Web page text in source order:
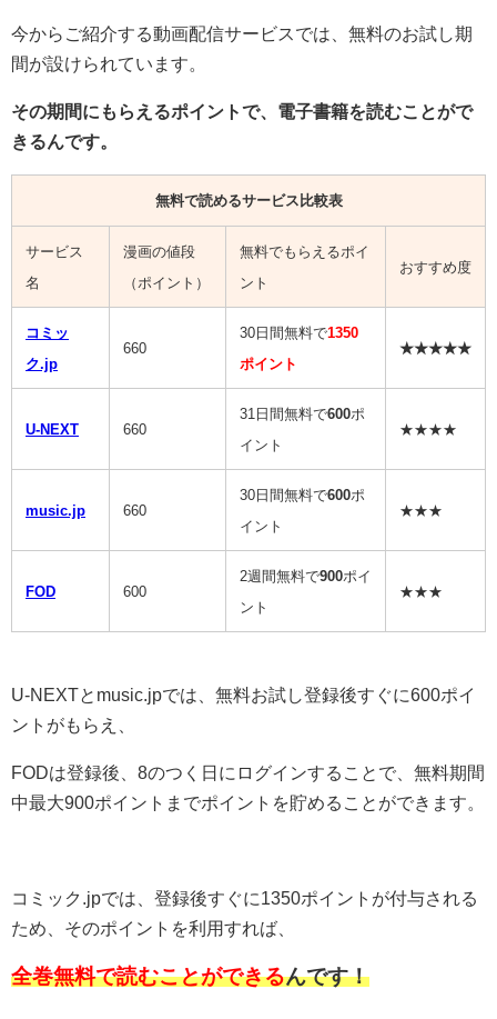
今からご紹介する動画配信サービスでは、無料のお試し期
間が設けられています。
その期間にもらえるポイントで、電子書籍を読むことがで
きるんです。
無料で読めるサービス比較表
サービス
名
漫画の値段
（ポイント）
無料でもらえるポイ
ント
おすすめ度
コミッ
ク.jp
660
30日間無料で1350
ポイント
★★★★★
U-NEXT 660
31日間無料で600ポ
イント
★★★★
music.jp 660
30日間無料で600ポ
イント
★★★
FOD 600
2週間無料で900ポイ
ント
★★★
U-NEXTとmusic.jpでは、無料お試し登録後すぐに600ポイ
ントがもらえ、
FODは登録後、8のつく日にログインすることで、無料期間
中最大900ポイントまでポイントを貯めることができます。
コミック.jpでは、登録後すぐに1350ポイントが付与される
ため、そのポイントを利用すれば、
全巻無料で読むことができるんです！